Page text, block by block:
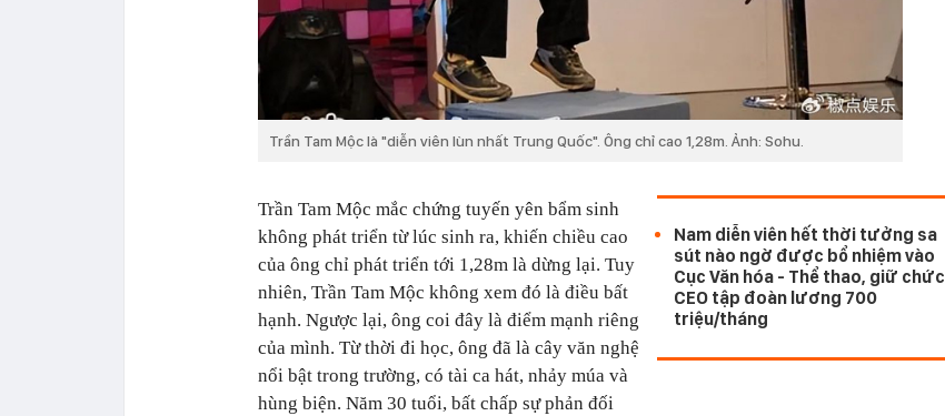
Trần Tam Mộc là "diễn viên lùn nhất Trung Quốc". Ông chỉ cao 1,28m. Ảnh: Sohu.
Nam diễn viên hết thời tưởng sa
sút nào ngờ được bổ nhiệm vào
Cục Văn hóa - Thể thao, giữ chức
CEO tập đoàn lương 700
triệu/tháng
Trần Tam Mộc mắc chứng tuyến yên bẩm sinh
không phát triển từ lúc sinh ra, khiến chiều cao
của ông chỉ phát triển tới 1,28m là dừng lại. Tuy
nhiên, Trần Tam Mộc không xem đó là điều bất
hạnh. Ngược lại, ông coi đây là điểm mạnh riêng
của mình. Từ thời đi học, ông đã là cây văn nghệ
nổi bật trong trường, có tài ca hát, nhảy múa và
hùng biện. Năm 30 tuổi, bất chấp sự phản đối